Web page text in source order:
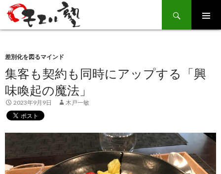
Search
SKIP
TO
差別化を図るマインド
集客も契約も同時にアップする「興
味喚起の魔法」
2023年9月9日 木戸一敏